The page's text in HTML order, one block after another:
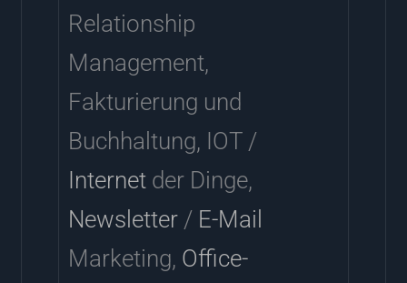
Relationship
Management,
Fakturierung und
Buchhaltung, IOT /
Internetder Dinge,
Newsletter/ E-Mail
Marketing, Office-